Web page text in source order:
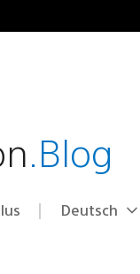
.Blog
Select
Aktuelle
Deutsch